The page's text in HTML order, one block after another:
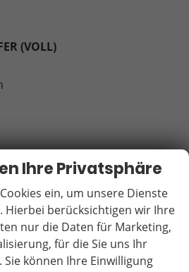
(VOLL)
Ihre Privatsphäre
ein, um unsere Dienste
Hierbei berücksichtigen wir Ihre
nur die Daten für Marketing,
für die Sie uns Ihr
können Ihre Einwilligung